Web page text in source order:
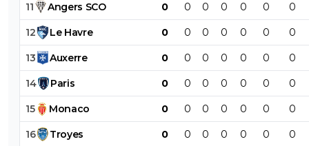
11 Angers SCO 0 0 0 0 0 0 0
12 Le Havre 0 0 0 0 0 0 0
13 Auxerre 0 0 0 0 0 0 0
14 Paris 0 0 0 0 0 0 0
15 Monaco 0 0 0 0 0 0 0
16 Troyes 0 0 0 0 0 0 0